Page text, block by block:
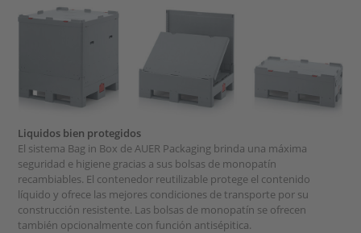
Liquidos bien protegidos
El sistema Bag in Box de AUER Packaging brinda una máxima
seguridad e higiene gracias a sus bolsas de monopatín
recambiables. El contenedor reutilizable protege el contenido
líquido y ofrece las mejores condiciones de transporte por su
construcción resistente. Las bolsas de monopatín se ofrecen
también opcionalmente con función antisépitica.